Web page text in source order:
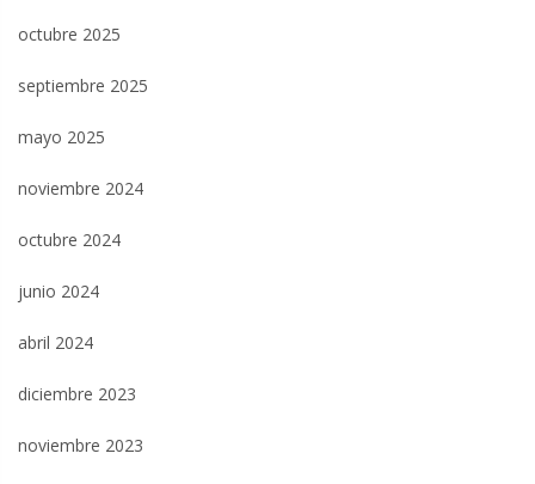
octubre 2025
septiembre 2025
mayo 2025
noviembre 2024
octubre 2024
junio 2024
abril 2024
diciembre 2023
noviembre 2023